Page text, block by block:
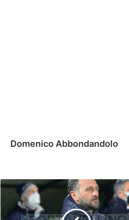
Domenico Abbondandolo
Vicenza,